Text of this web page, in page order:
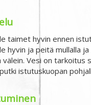
taimet hyvin ennen
hyvin ja peitä mullalla
välein. Vesi on tarkoitus
istutuskuopan